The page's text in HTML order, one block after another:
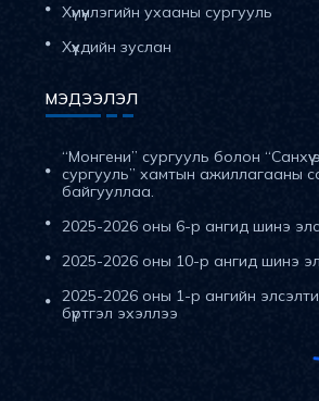
Хүмүүнлэгийн ухааны сургууль
Хүүхдийн зуслан
МЭДЭЭЛЭЛ
“Монгени” сургууль болон “Санхүү
сургууль” хамтын ажиллагааны
байгууллаа.
2025-2026 оны 6-р ангид шинэ
2025-2026 оны 10-р ангид шинэ
2025-2026 оны 1-р ангийн
бүртгэл эхэллээ